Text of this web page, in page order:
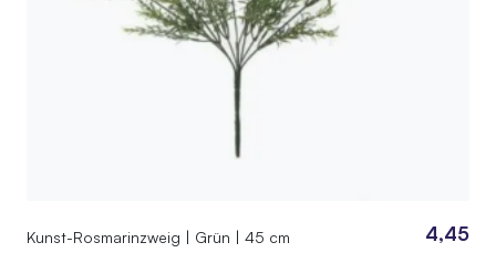
Kunst-Rosmarinzweig | Grün | 45 cm 4,45